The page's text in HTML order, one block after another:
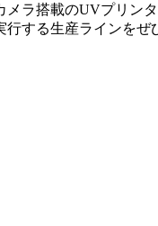
ラ搭載のUVプリン
する生産ラインをぜ